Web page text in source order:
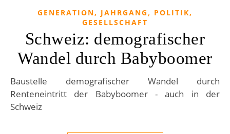
GENERATION, JAHRGANG , POLITIK,
GESELLSCHAFT
Schweiz: demografischer
Wandel durch Babyboomer
Baustelle demografischer Wandel durch
Renteneintritt der Babyboomer - auch in der
Schweiz